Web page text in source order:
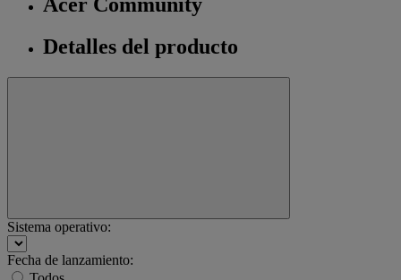
Detalles del producto
Sistema operativo:
Fecha de lanzamiento: